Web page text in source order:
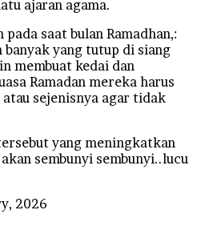
ajaran agama.
saat bulan Ramadhan,:
yang tutup di siang
membuat kedai dan
Ramadan mereka harus
sejenisnya agar tidak
yang meningkatkan
sembunyi sembunyi..lucu
2026